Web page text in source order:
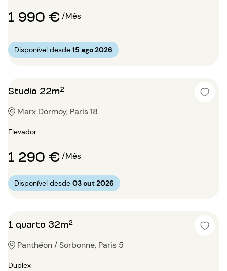
1 990 €/Mês
Disponível desde 15 ago 2026
Studio 22m²
Marx Dormoy, Paris 18
Elevador
1 290 €/Mês
Disponível desde 03 out 2026
1 quarto 32m²
Panthéon / Sorbonne, Paris 5
Duplex